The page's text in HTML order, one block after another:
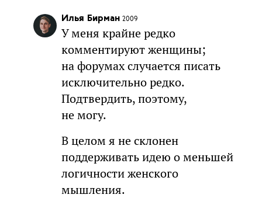
Илья Бирман 2009
У меня крайне редко
комментируют женщины;
на форумах случается писать
исключительно редко.
Подтвердить, поэтому,
не могу.
В целом я не склонен
поддерживать идею о меньшей
логичности женского
мышления.